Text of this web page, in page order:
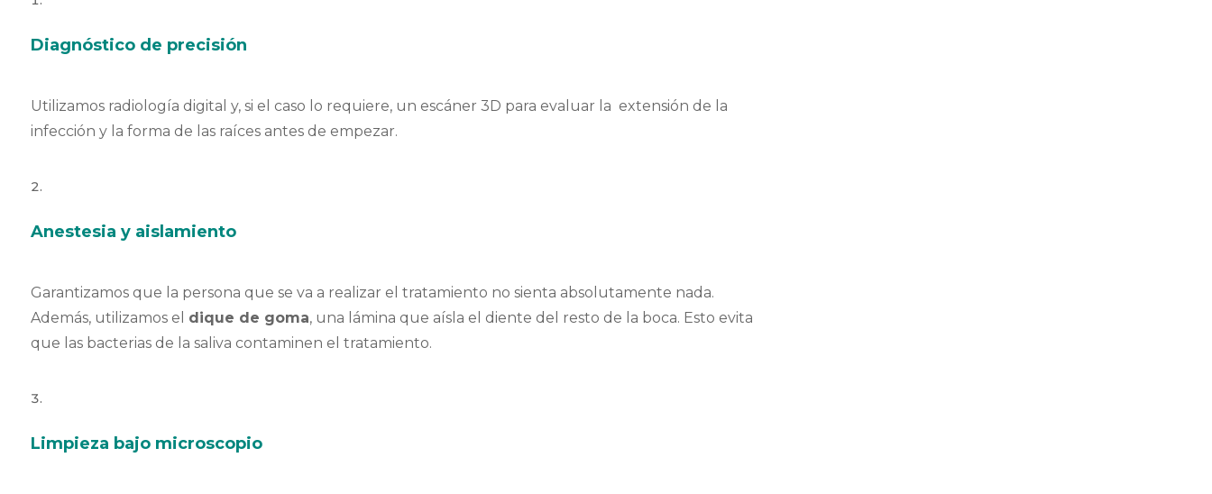
Diagnóstico de precisión
Utilizamos radiología digital y, si el caso lo requiere, un escáner 3D para evaluar la extensión de la
infección y la forma de las raíces antes de empezar.
Anestesia y aislamiento
Garantizamos que la persona que se va a realizar el tratamiento no sienta absolutamente nada.
Además, utilizamos el dique de goma, una lámina que aísla el diente del resto de la boca. Esto evita
que las bacterias de la saliva contaminen el tratamiento.
Limpieza bajo microscopio